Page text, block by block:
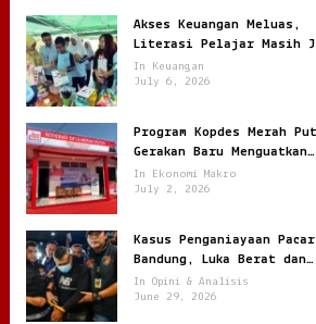
Akses Keuangan Meluas,
Literasi Pelajar Masih
Tertinggal
In Keuangan
July 6, 2026
Program Kopdes Merah
Gerakan Baru Menguatkan
Ekonomi Desa dari Akar
In Ekonomi Makro
July 2, 2026
Kasus Penganiayaan
Bandung, Luka Berat dan
Penyekapan !
In Opini & Analisis
June 29, 2026